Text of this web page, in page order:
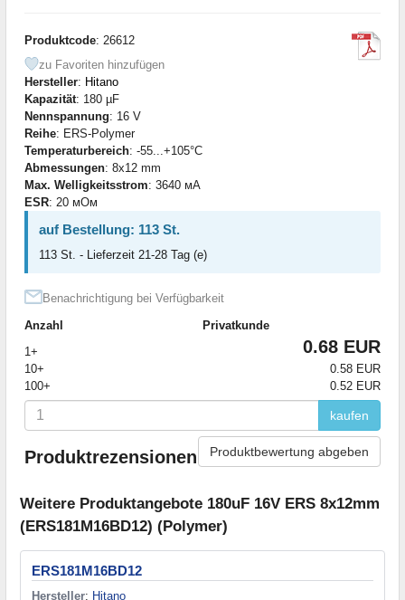
Produktcode: 26612
zu Favoriten hinzufügen
Hersteller: Hitano
Kapazität: 180 µF
Nennspannung: 16 V
Reihe: ERS-Polymer
Temperaturbereich: -55...+105°C
Abmessungen: 8x12 mm
Max. Welligkeitsstrom: 3640 мА
ESR: 20 мОм
auf Bestellung: 113 St.
113 St. - Lieferzeit 21-28 Tag (e)
Benachrichtigung bei Verfügbarkeit
Anzahl
Privatkunde
1+
0.68 EUR
10+
0.58 EUR
100+
0.52 EUR
kaufen
Produktrezensionen Produktbewertung abgeben
Weitere Produktangebote 180uF 16V ERS 8x12mm
(ERS181M16BD12) (Polymer)
ERS181M16BD12
Hersteller: Hitano